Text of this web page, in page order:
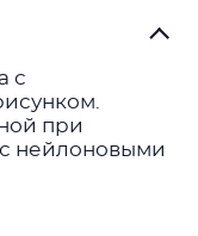
с
при
нейлоновыми